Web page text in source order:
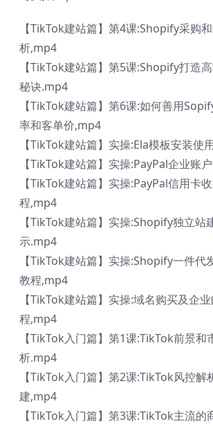
【TikTok建站篇】第4课:Shopify采购
析,mp4
【TikTok建站篇】第5课:Shopify打造
秘诀.mp4
【TikTok建站篇】第6课:如何善用
率和客单价,mp4
【TikTok建站篇】实操:Ela模板安装使
【TikTok建站篇】实操:PayPal企业账
【TikTok建站篇】实操:PayPal信用卡
程,mp4
【TikTok建站篇】实操:Shopify独立站
示.mp4
【TikTok建站篇】实操:Shopify一件代
教程,mp4
【TikTok建站篇】实操:域名购买及企
程,mp4
【TikTok入门篇】第1课:TikTok前景和
析.mp4
【TikTok入门篇】第2课:TikTok风控解
建,mp4
【TikTok入门篇】第3课:TikTok主流的